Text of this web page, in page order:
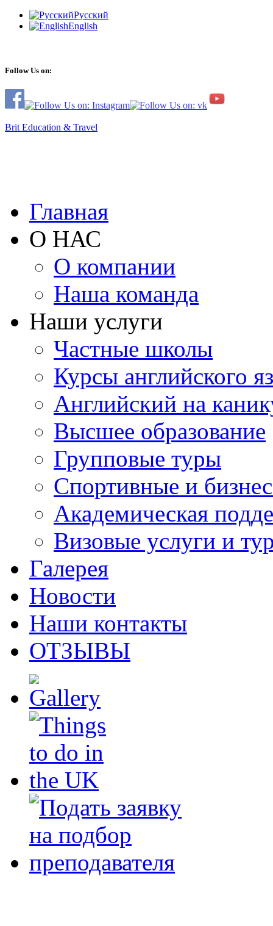
Русский
English
Follow Us on:
Brit Education & Travel
Главная
О НАС
О компании
Наша команда
Наши услуги
Частные школы
Курсы английского
Английский на
Высшее образование
Групповые туры
Спортивные и
Академическая
Визовые услуги и
Галерея
Новости
Наши контакты
ОТЗЫВЫ